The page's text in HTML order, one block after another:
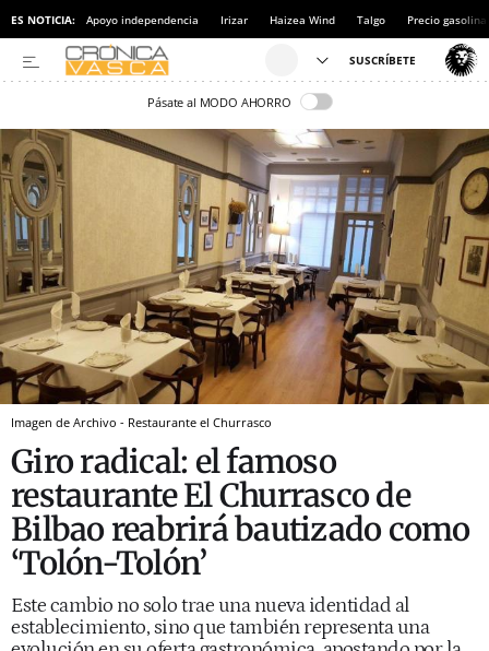
ES NOTICIA: Apoyo independencia Irizar Haizea Wind Talgo Precio gasolina
Pásate al MODO AHORRO
Imagen de Archivo - Restaurante el Churrasco
Giro radical: el famoso
restaurante El Churrasco de
Bilbao reabrirá bautizado como
‘Tolón-Tolón’
Este cambio no solo trae una nueva identidad al
establecimiento, sino que también representa una